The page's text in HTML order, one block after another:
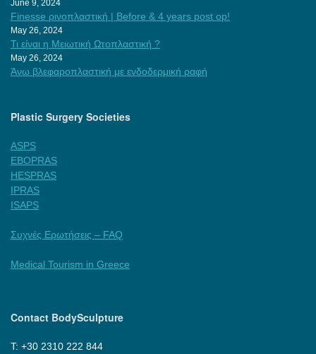
June 9, 2024
Finesse ρινοπλαστική | Before & 4 years post op!
May 26, 2024
Τι είναι η Μειωτική Ωτοπλαστική ?
May 26, 2024
Άνω βλεφαροπλαστική με ενδοδερμική ραφή
Plastic Surgery Societies
ASPS
EBOPRAS
HESPRAS
IPRAS
ISAPS
Συχνές Ερωτήσεις – FAQ
Medical Tourism in Greece
Contact BodySculpture
Τ: +30 2310 222 844